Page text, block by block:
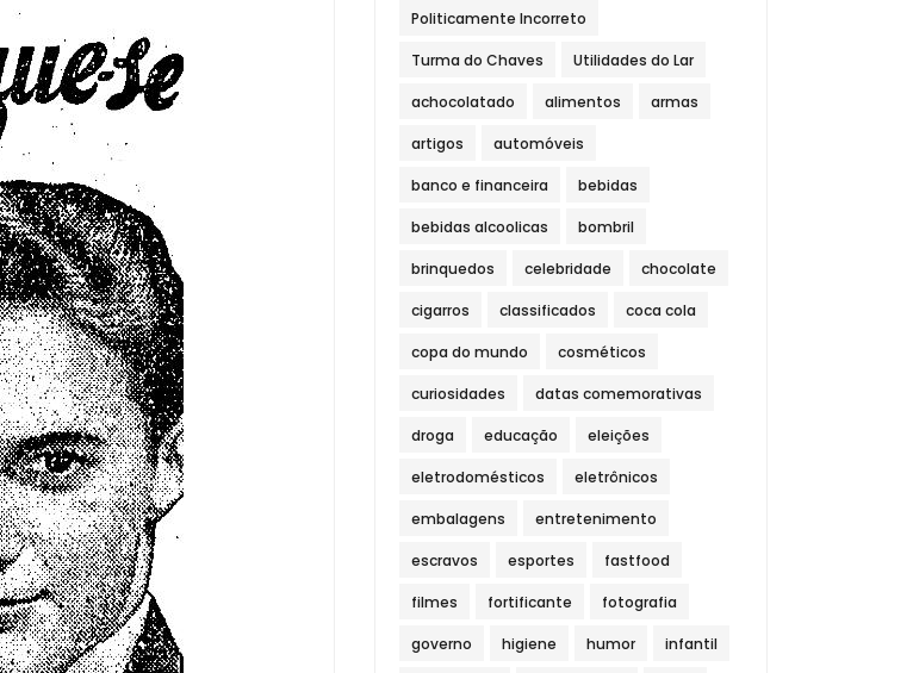
Politicamente Incorreto
Turma do Chaves Utilidades do Lar
achocolatado alimentos armas
artigos automóveis
banco e financeira bebidas
bebidas alcoolicas bombril
brinquedos celebridade chocolate
cigarros classificados coca cola
copa do mundo cosméticos
curiosidades datas comemorativas
droga educação eleições
eletrodomésticos eletrônicos
embalagens entretenimento
escravos esportes fastfood
filmes fortificante fotografia
governo higiene humor infantil